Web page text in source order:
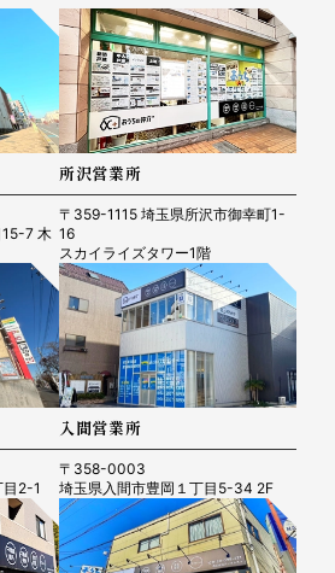
15-7 木
所沢営業所
〒359-1115 埼玉県所沢市御幸町1-
16
スカイライズタワー1階
2-1
入間営業所
〒358-0003
埼玉県入間市豊岡１丁目5-34 2F